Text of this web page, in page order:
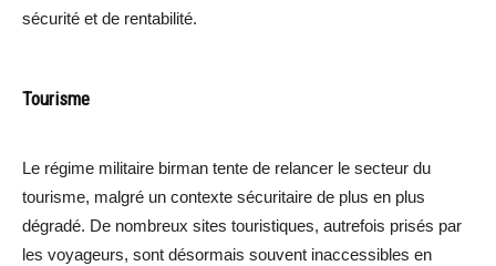
sécurité et de rentabilité.
Tourisme
Le régime militaire birman tente de relancer le secteur du
tourisme, malgré un contexte sécuritaire de plus en plus
dégradé. De nombreux sites touristiques, autrefois prisés par
les voyageurs, sont désormais souvent inaccessibles en